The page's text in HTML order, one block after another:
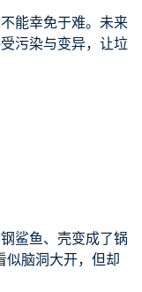
能幸免于难。未来
污染与变异，让垃
鲨鱼、壳变成了锅
脑洞大开，但却